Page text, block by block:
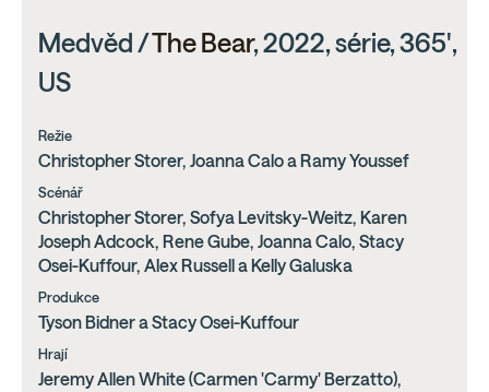
Medvěd /The Bear, 2022, série, 365',
US
Režie
Christopher Storer, Joanna Calo a Ramy Youssef
Scénář
Christopher Storer, Sofya Levitsky-Weitz, Karen
Joseph Adcock, Rene Gube, Joanna Calo, Stacy
Osei-Kuffour, Alex Russell a Kelly Galuska
Produkce
Tyson Bidner a Stacy Osei-Kuffour
Hrají
Jeremy Allen White (Carmen 'Carmy' Berzatto),